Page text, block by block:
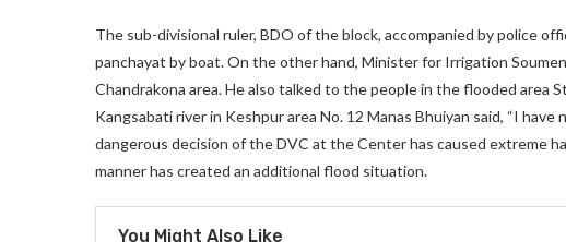
The sub-divisional ruler, BDO of the block, accompanied by police
panchayat by boat. On the other hand, Minister for Irrigation
Chandrakona area. He also talked to the people in the flooded area
Kangsabati river in Keshpur area No. 12 Manas Bhuiyan said, “I
dangerous decision of the DVC at the Center has caused extreme
manner has created an additional flood situation.
You Might Also Like